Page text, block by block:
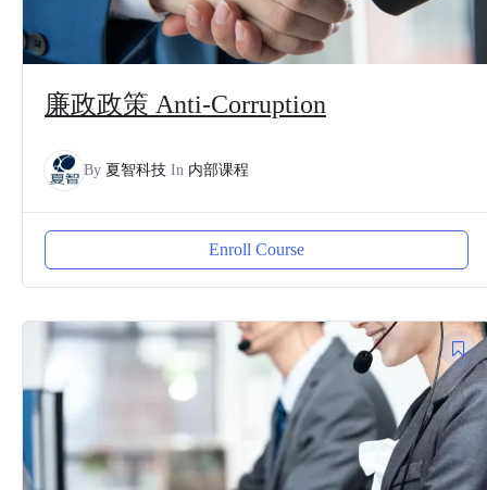
廉政政策 Anti-Corruption
By 夏智科技 In 内部课程
Enroll Course